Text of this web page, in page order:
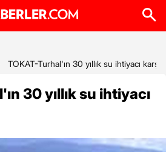
TOKAT-Turhal'ın 30 yıllık su ihtiyacı
30 yıllık su ihtiyacı